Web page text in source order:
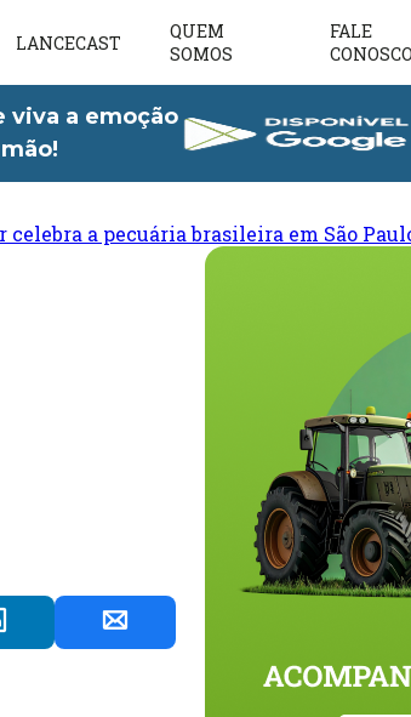
LANCECAST
QUEM
SOMOS
FALE
CONOSCO
viva a emoção
a pecuária brasileira em São